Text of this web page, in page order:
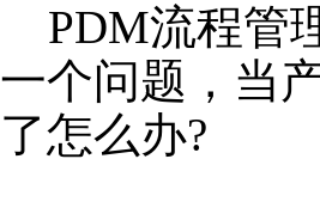
PDM流程管
一个问题，当
了怎么办?